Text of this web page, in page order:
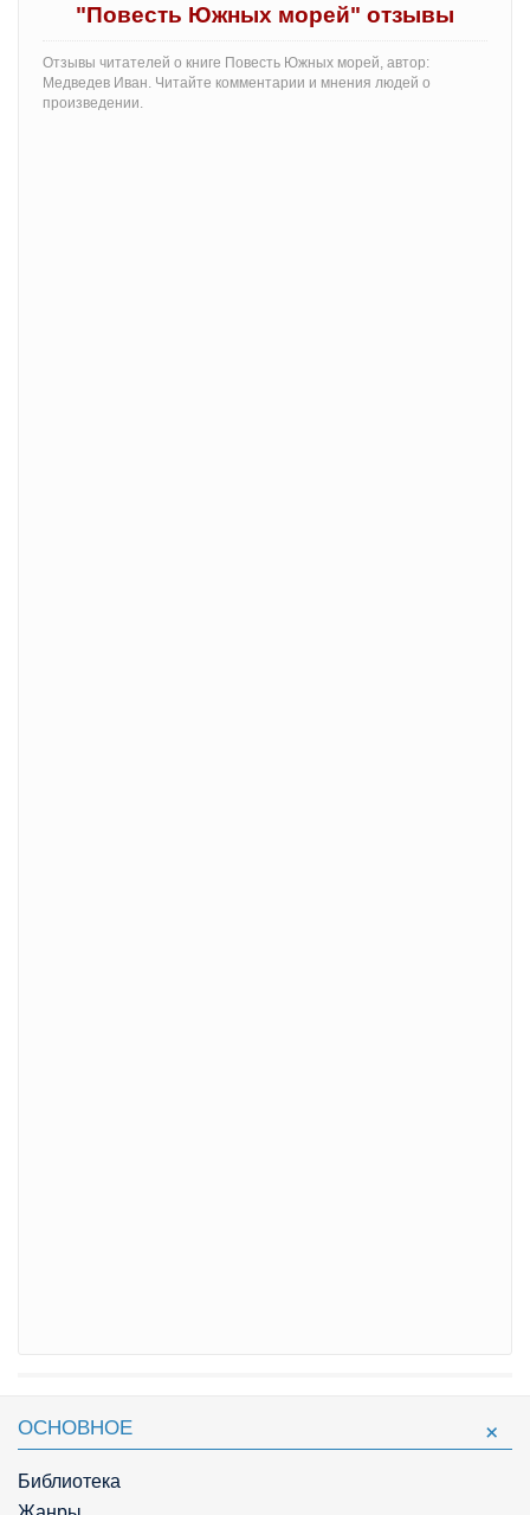
"Повесть Южных морей" отзывы
Отзывы читателей о книге Повесть Южных морей, автор:
Медведев Иван. Читайте комментарии и мнения людей о
произведении.
ОСНОВНОЕ
Библиотека